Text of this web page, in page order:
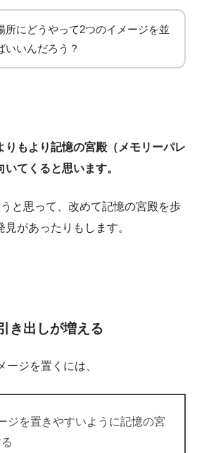
所にどうやって2つのイメージを並
いいんだろう？
りもより記憶の宮殿（メモリーパレ
てくると思います。
と思って、改めて記憶の宮殿を歩
があったりもします。
き出しが増える
ージを置くには、
ジを置きやすいように記憶の宮